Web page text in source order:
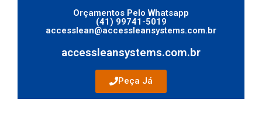
Orçamentos Pelo Whatsapp
(41) 99741-5019
accesslean@accessleansystems.com.br
accessleansystems.com.br
Peça Já